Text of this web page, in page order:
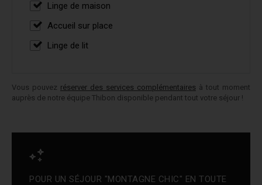
Linge de maison
Accueil sur place
Linge de lit
Vous pouvez réserver des services complémentaires à tout moment
auprès de notre équipe Thibon disponible pendant tout votre séjour !
POUR UN SÉJOUR "MONTAGNE CHIC" EN TOUTE